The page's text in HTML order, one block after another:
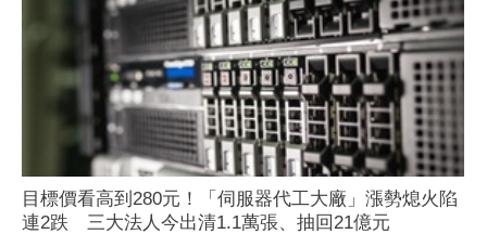
目標價看高到280元！「伺服器代工大廠」漲勢熄火陷
連2跌 三大法人今出清1.1萬張、抽回21億元